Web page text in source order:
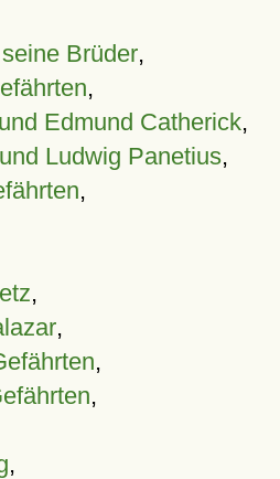
Brüder,
,
Edmund Catherick,
Ludwig Panetius,
,
,
,
,
,
,